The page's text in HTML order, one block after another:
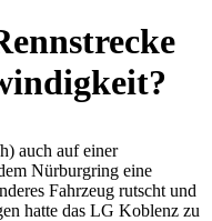
auch auf einer
Nürburgring eine
Fahrzeug rutscht und
hatte das LG Koblenz zu